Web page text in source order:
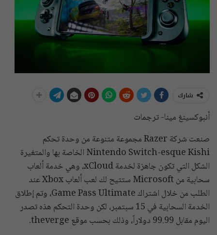
شارك
أنبوكسينغ مينا- ترجمات
صنعت شركة Razer مجموعة متنوعة من وحدة تحكم
Nintendo Switch-esque Kishi الخاصة بها والمتغيرة
الشكل التي تكون جاهزة لخدمة xCloud، وهي خدمة ألعاب
سحابية من Microsoft ستتيح لك لعب ألعاب Xbox عند
الطلب من خلال اشتراك Game Pass Ultimate، وتم إطلاق
الخدمة السحابية في 15 سبتمبر، لكن وحدة التحكم هذه تصدر
اليوم مقابل 99.99 دولاراً، وذلك بحسب موقع theverge.